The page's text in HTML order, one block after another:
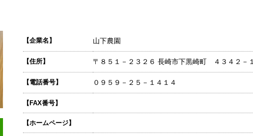
【企業名】 山下農園
【住所】 〒８５１－２３２６ 長崎市下黒崎町 ４３４２－１
【電話番号】 ０９５９－２５－１４１４
【FAX番号】
【ホームページ】